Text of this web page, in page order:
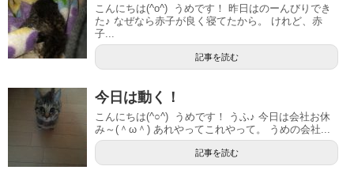
こんにちは(^o^) うめです！ 昨日はのーんびりでき
た♪ なぜなら赤子が良く寝てたから。 けれど、赤
子...
記事を読む
今日は動く！
こんにちは(^○^) うめです！ うふ♪ 今日は会社お休
み～(＾ω＾) あれやってこれやって。 うめの会社...
記事を読む